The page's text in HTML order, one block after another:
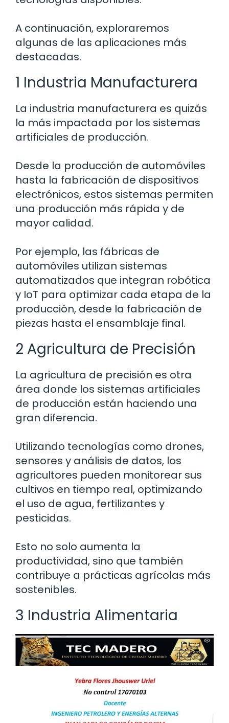
A continuación, exploraremos
algunas de las aplicaciones más
destacadas.
1 Industria Manufacturera
La industria manufacturera es quizás
la más impactada por los sistemas
artificiales de producción.
Desde la producción de automóviles
hasta la fabricación de dispositivos
electrónicos, estos sistemas permiten
una producción más rápida y de
mayor calidad.
Por ejemplo, las fábricas de
automóviles utilizan sistemas
automatizados que integran robótica
y IoT para optimizar cada etapa de la
producción, desde la fabricación de
piezas hasta el ensamblaje final.
2 Agricultura de Precisión
La agricultura de precisión es otra
área donde los sistemas artificiales
de producción están haciendo una
gran diferencia.
Utilizando tecnologías como drones,
sensores y análisis de datos, los
agricultores pueden monitorear sus
cultivos en tiempo real, optimizando
el uso de agua, fertilizantes y
pesticidas.
Esto no solo aumenta la
productividad, sino que también
contribuye a prácticas agrícolas más
sostenibles.
3 Industria Alimentaria